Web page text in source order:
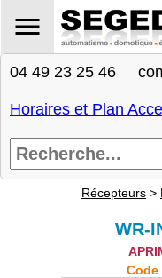
04 49 23 25 46
Horaires et Plan
Récepteurs >
WR-
Code